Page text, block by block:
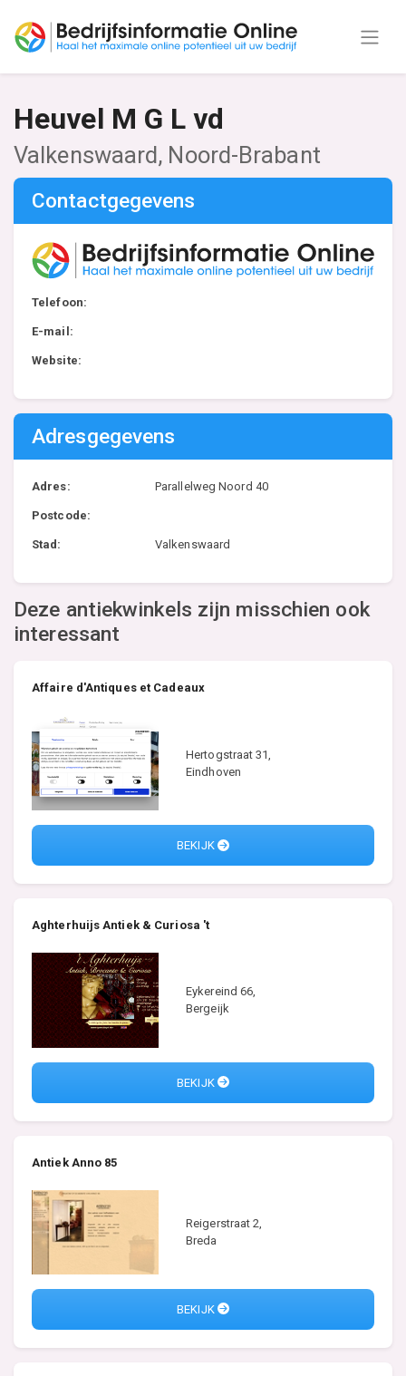
Heuvel M G L vd
Valkenswaard, Noord-Brabant
Contactgegevens
Telefoon:
E-mail:
Website:
Adresgegevens
Adres: Parallelweg Noord 40
Postcode:
Stad: Valkenswaard
Deze antiekwinkels zijn misschien ook
interessant
Affaire d'Antiques et Cadeaux
Hertogstraat 31,
Eindhoven
BEKIJK
Aghterhuijs Antiek & Curiosa 't
Eykereind 66,
Bergeijk
BEKIJK
Antiek Anno 85
Reigerstraat 2,
Breda
BEKIJK